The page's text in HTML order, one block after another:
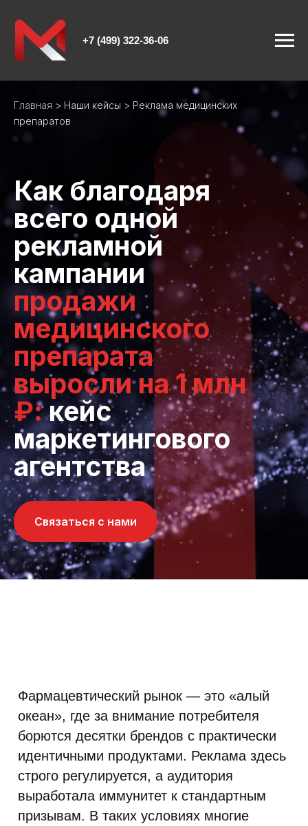
+7 (499) 322-36-06
Главная > Наши кейсы > Реклама медицинских
препаратов
Как благодаря
всего одной
рекламной
кампании
продажи
медицинского
препарата
выросли на 1 млн
₽:кейс
маркетингового
агентства
Связаться с нами
Фармацевтический рынок — это «алый
океан», где за внимание потребителя
борются десятки брендов с практически
идентичными продуктами. Реклама здесь
строго регулируется, а аудитория
выработала иммунитет к стандартным
призывам. В таких условиях многие